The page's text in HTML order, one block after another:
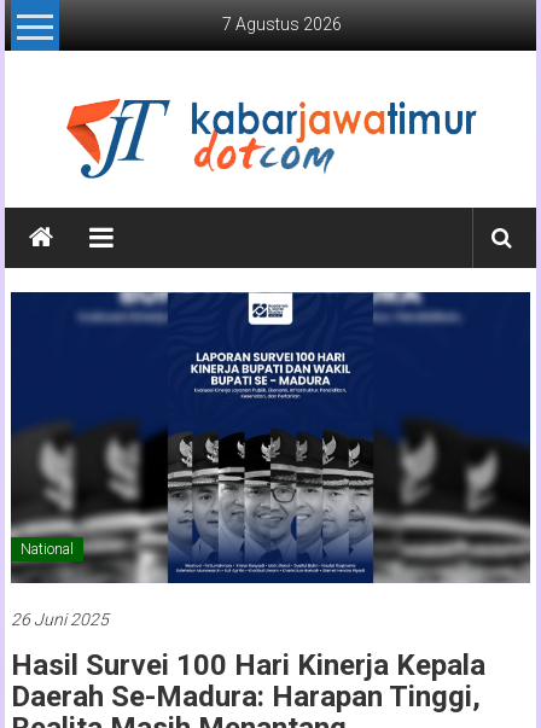
Lompat
ke
7 Agustus 2026
Kabar
Jawa
Timur
Timur
National
26 Juni 2025
Hasil Survei 100 Hari Kinerja Kepala
Daerah Se-Madura: Harapan Tinggi,